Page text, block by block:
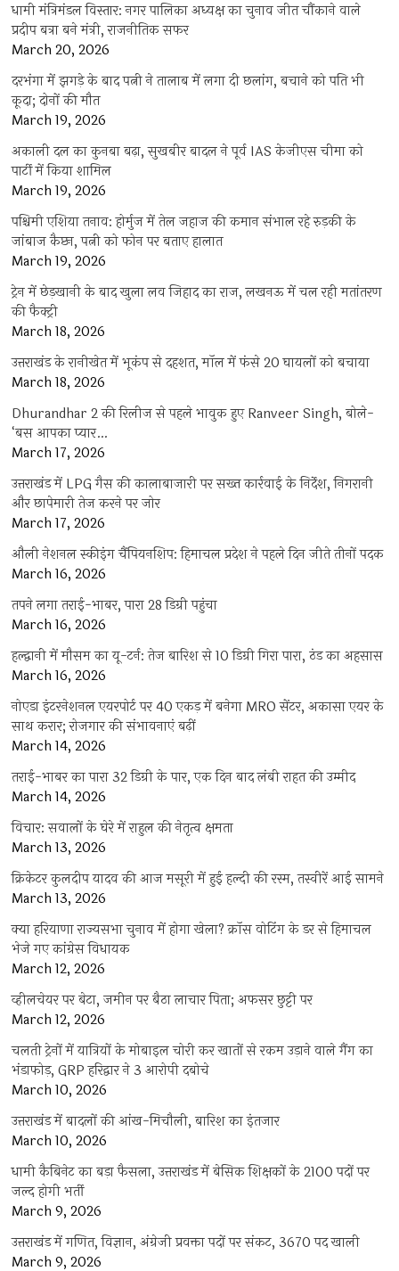
धामी मंत्रिमंडल विस्तार: नगर पालिका अध्यक्ष का चुनाव जीत चौंकाने वाले
प्रदीप बत्रा बने मंत्री, राजनीतिक सफर
March 20, 2026
दरभंगा में झगड़े के बाद पत्नी ने तालाब में लगा दी छलांग, बचाने को पति भी
कूदा; दोनों की मौत
March 19, 2026
अकाली दल का कुनबा बढ़ा, सुखबीर बादल ने पूर्व IAS केजीएस चीमा को
पार्टी में किया शामिल
March 19, 2026
पश्चिमी एशिया तनाव: होर्मुज में तेल जहाज की कमान संभाल रहे रुड़की के
जांबाज कैप्टन, पत्नी को फोन पर बताए हालात
March 19, 2026
ट्रेन में छेड़खानी के बाद खुला लव जिहाद का राज, लखनऊ में चल रही मतांतरण
की फैक्ट्री
March 18, 2026
उत्तराखंड के रानीखेत में भूकंप से दहशत, मॉल में फंसे 20 घायलों को बचाया
March 18, 2026
Dhurandhar 2 की रिलीज से पहले भावुक हुए Ranveer Singh, बोले-
‘बस आपका प्यार…
March 17, 2026
उत्तराखंड में LPG गैस की कालाबाजारी पर सख्त कार्रवाई के निर्देश, निगरानी
और छापेमारी तेज करने पर जोर
March 17, 2026
औली नेशनल स्कीइंग चैंपियनशिप: हिमाचल प्रदेश ने पहले दिन जीते तीनों पदक
March 16, 2026
तपने लगा तराई-भाबर, पारा 28 डिग्री पहुंचा
March 16, 2026
हल्द्वानी में मौसम का यू-टर्न: तेज बारिश से 10 डिग्री गिरा पारा, ठंड का अहसास
March 16, 2026
नोएडा इंटरनेशनल एयरपोर्ट पर 40 एकड़ में बनेगा MRO सेंटर, अकासा एयर के
साथ करार; रोजगार की संभावनाएं बढ़ीं
March 14, 2026
तराई-भाबर का पारा 32 डिग्री के पार, एक दिन बाद लंबी राहत की उम्मीद
March 14, 2026
विचार: सवालों के घेरे में राहुल की नेतृत्व क्षमता
March 13, 2026
क्रिकेटर कुलदीप यादव की आज मसूरी में हुई हल्दी की रस्म, तस्वीरें आई सामने
March 13, 2026
क्या हरियाणा राज्यसभा चुनाव में होगा खेला? क्रॉस वोटिंग के डर से हिमाचल
भेजे गए कांग्रेस विधायक
March 12, 2026
व्हीलचेयर पर बेटा, जमीन पर बैठा लाचार पिता; अफसर छुट्टी पर
March 12, 2026
चलती ट्रेनों में यात्रियों के मोबाइल चोरी कर खातों से रकम उड़ाने वाले गैंग का
भंडाफोड़, GRP हरिद्वार ने 3 आरोपी दबोचे
March 10, 2026
उत्तराखंड में बादलों की आंख-मिचौली, बारिश का इंतजार
March 10, 2026
धामी कैबिनेट का बड़ा फैसला, उत्तराखंड में बेसिक शिक्षकों के 2100 पदों पर
जल्द होगी भर्ती
March 9, 2026
उत्तराखंड में गणित, विज्ञान, अंग्रेजी प्रवक्ता पदों पर संकट, 3670 पद खाली
March 9, 2026